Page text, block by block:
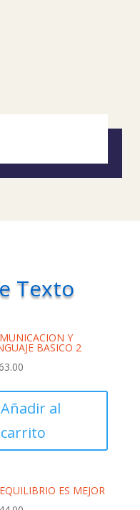
Texto
Y
BASICO 2
Añadir al
carrito
ES MEJOR